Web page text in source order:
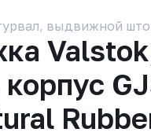
выдвижной